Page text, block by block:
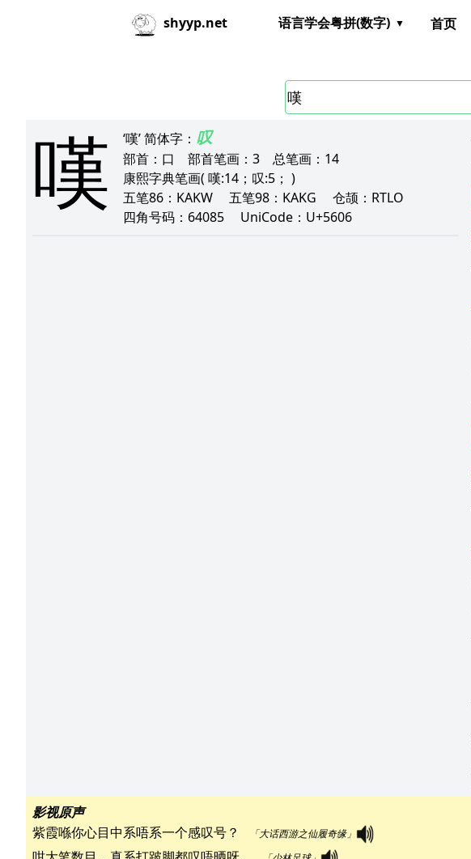
shyyp.net 语言学会粤拼(数字) 首页
嘆 ‘嘆’简体字： 叹
部首： 口 部首笔画： 3 总笔画： 14
康熙字典笔画( 嘆:14；叹:5； )
五笔86： KAKW 五笔98： KAKG 仓颉： RTLO
四角号码： 64085 UniCode： U+5606
影视原声
紫霞喺你心目中系唔系一个感叹号？
「大话西游之仙履奇缘」